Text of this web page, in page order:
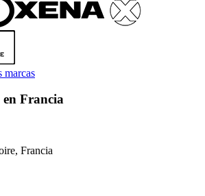
marcas
en Francia
Francia